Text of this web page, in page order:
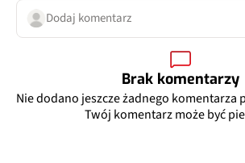
Dodaj komentarz
Brak komentarzy
Nie dodano jeszcze żadnego komentarza
Twój komentarz może być